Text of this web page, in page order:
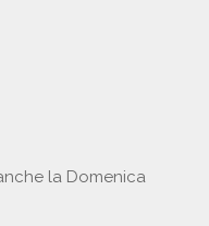
la Domenica